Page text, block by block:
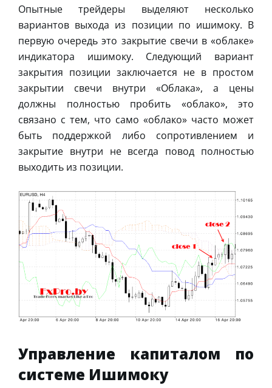
Опытные трейдеры выделяют несколько
вариантов выхода из позиции по ишимоку. В
первую очередь это закрытие свечи в «облаке»
индикатора ишимоку. Следующий вариант
закрытия позиции заключается не в простом
закрытии свечи внутри «Облака», а цены
должны полностью пробить «облако», это
связано с тем, что само «облако» часто может
быть поддержкой либо сопротивлением и
закрытие внутри не всегда повод полностью
выходить из позиции.
Управление капиталом по
системе Ишимоку